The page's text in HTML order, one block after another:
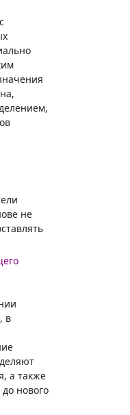
не
в
а также
нового